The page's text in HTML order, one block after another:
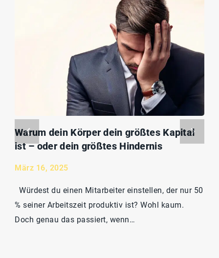
Warum dein Körper dein größtes Kapital
ist – oder dein größtes Hindernis
März 16, 2025
Würdest du einen Mitarbeiter einstellen, der nur 50
% seiner Arbeitszeit produktiv ist? Wohl kaum.
Doch genau das passiert, wenn…